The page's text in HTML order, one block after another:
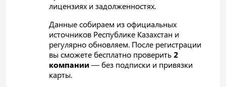
лицензиях и задолженностях.
Данные собираем из официальных
источников Республике Казахстан и
регулярно обновляем. После регистрации
вы сможете бесплатно проверить2
компании — без подписки и привязки
карты.